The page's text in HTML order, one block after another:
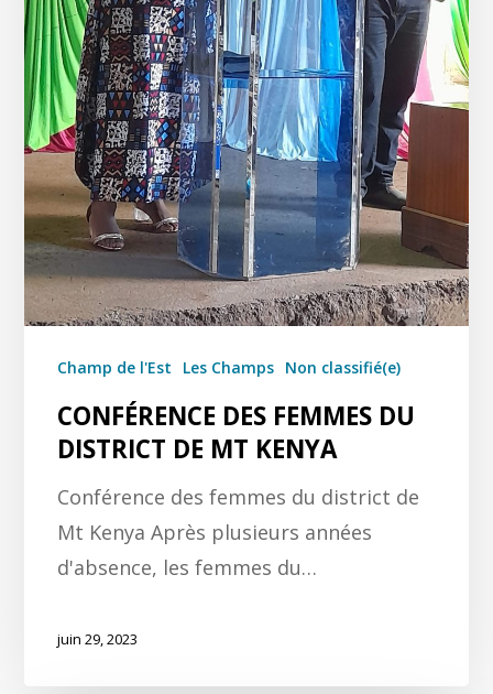
Champ de l'Est Les Champs Non classifié(e)
CONFÉRENCE DES FEMMES DU
DISTRICT DE MT KENYA
Conférence des femmes du district de
Mt Kenya Après plusieurs années
d'absence, les femmes du…
juin 29, 2023